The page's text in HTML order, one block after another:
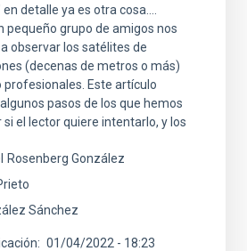
en detalle ya es otra cosa….
pequeño grupo de amigos nos
observar los satélites de
(decenas de metros o más)
profesionales. Este artículo
pasos de los que hemos
si el lector quiere intentarlo, y los
Rosenberg González
Sánchez
01/04/2022 - 18:23